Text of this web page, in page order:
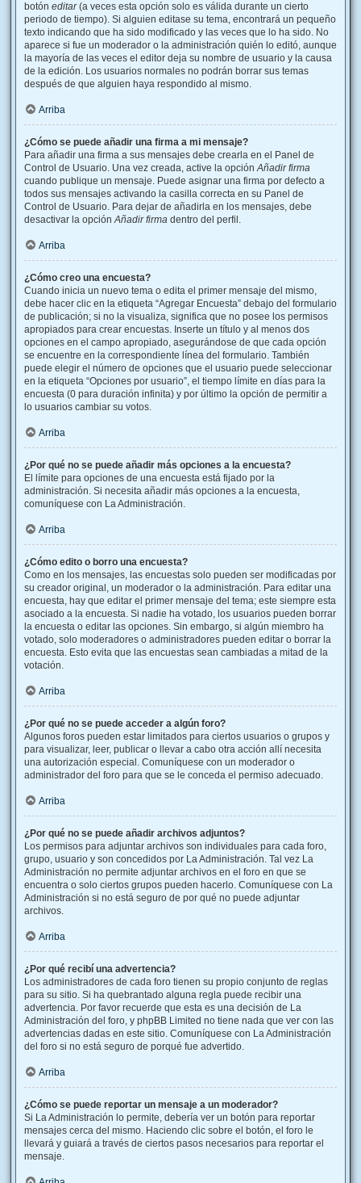
botón editar(a veces esta opción solo es válida durante un cierto
periodo de tiempo). Si alguien editase su tema, encontrará un pequeño
texto indicando que ha sido modificado y las veces que lo ha sido. No
aparece si fue un moderador o la administración quién lo editó, aunque
la mayoría de las veces el editor deja su nombre de usuario y la causa
de la edición. Los usuarios normales no podrán borrar sus temas
después de que alguien haya respondido al mismo.
Arriba
¿Cómo se puede añadir una firma a mi mensaje?
Para añadir una firma a sus mensajes debe crearla en el Panel de
Control de Usuario. Una vez creada, active la opciónAñadir firma
cuando publique un mensaje. Puede asignar una firma por defecto a
todos sus mensajes activando la casilla correcta en su Panel de
Control de Usuario. Para dejar de añadirla en los mensajes, debe
desactivar la opciónAñadir firma dentro del perfil.
Arriba
¿Cómo creo una encuesta?
Cuando inicia un nuevo tema o edita el primer mensaje del mismo,
debe hacer clic en la etiqueta “Agregar Encuesta” debajo del formulario
de publicación; si no la visualiza, significa que no posee los permisos
apropiados para crear encuestas. Inserte un título y al menos dos
opciones en el campo apropiado, asegurándose de que cada opción
se encuentre en la correspondiente línea del formulario. También
puede elegir el número de opciones que el usuario puede seleccionar
en la etiqueta “Opciones por usuario”, el tiempo límite en días para la
encuesta (0 para duración infinita) y por último la opción de permitir a
lo usuarios cambiar su votos.
Arriba
¿Por qué no se puede añadir más opciones a la encuesta?
El límite para opciones de una encuesta está fijado por la
administración. Si necesita añadir más opciones a la encuesta,
comuníquese con La Administración.
Arriba
¿Cómo edito o borro una encuesta?
Como en los mensajes, las encuestas solo pueden ser modificadas por
su creador original, un moderador o la administración. Para editar una
encuesta, hay que editar el primer mensaje del tema; este siempre esta
asociado a la encuesta. Si nadie ha votado, los usuarios pueden borrar
la encuesta o editar las opciones. Sin embargo, si algún miembro ha
votado, solo moderadores o administradores pueden editar o borrar la
encuesta. Esto evita que las encuestas sean cambiadas a mitad de la
votación.
Arriba
¿Por qué no se puede acceder a algún foro?
Algunos foros pueden estar limitados para ciertos usuarios o grupos y
para visualizar, leer, publicar o llevar a cabo otra acción allí necesita
una autorización especial. Comuníquese con un moderador o
administrador del foro para que se le conceda el permiso adecuado.
Arriba
¿Por qué no se puede añadir archivos adjuntos?
Los permisos para adjuntar archivos son individuales para cada foro,
grupo, usuario y son concedidos por La Administración. Tal vez La
Administración no permite adjuntar archivos en el foro en que se
encuentra o solo ciertos grupos pueden hacerlo. Comuníquese con La
Administración si no está seguro de por qué no puede adjuntar
archivos.
Arriba
¿Por qué recibí una advertencia?
Los administradores de cada foro tienen su propio conjunto de reglas
para su sitio. Si ha quebrantado alguna regla puede recibir una
advertencia. Por favor recuerde que esta es una decisión de La
Administración del foro, y phpBB Limited no tiene nada que ver con las
advertencias dadas en este sitio. Comuníquese con La Administración
del foro si no está seguro de porqué fue advertido.
Arriba
¿Cómo se puede reportar un mensaje a un moderador?
Si La Administración lo permite, debería ver un botón para reportar
mensajes cerca del mismo. Haciendo clic sobre el botón, el foro le
llevará y guiará a través de ciertos pasos necesarios para reportar el
mensaje.